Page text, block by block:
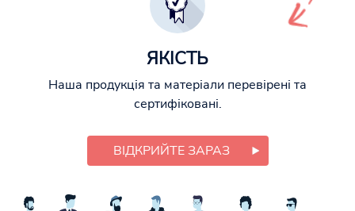
ЯКІСТЬ
Наша продукція та матеріали перевірені та
сертифіковані.
ВІДКРИЙТЕ ЗАРАЗ